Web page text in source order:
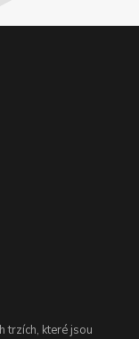
trzích, které jsou